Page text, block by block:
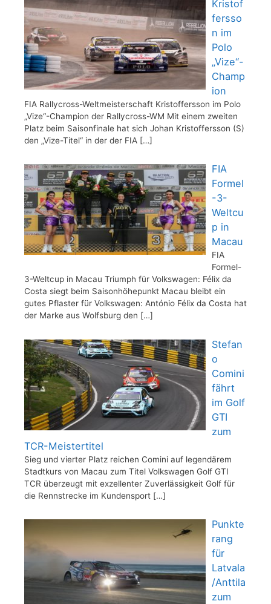
Kristof
fersso
n im
Polo
„Vize“-
Champ
ion
FIA Rallycross-Weltmeisterschaft Kristoffersson im Polo
„Vize“-Champion der Rallycross-WM Mit einem zweiten
Platz beim Saisonfinale hat sich Johan Kristoffersson (S)
den „Vize-Titel“ in der der FIA […]
FIA
Formel
-3-
Weltcu
p in
Macau
FIA
Formel-
3-Weltcup in Macau Triumph für Volkswagen: Félix da
Costa siegt beim Saisonhöhepunkt Macau bleibt ein
gutes Pflaster für Volkswagen: António Félix da Costa hat
der Marke aus Wolfsburg den […]
Stefan
o
Comini
fährt
im Golf
GTI
zum
TCR-Meistertitel
Sieg und vierter Platz reichen Comini auf legendärem
Stadtkurs von Macau zum Titel Volkswagen Golf GTI
TCR überzeugt mit exzellenter Zuverlässigkeit Golf für
die Rennstrecke im Kundensport […]
Punkte
rang
für
Latvala
/Anttila
zum